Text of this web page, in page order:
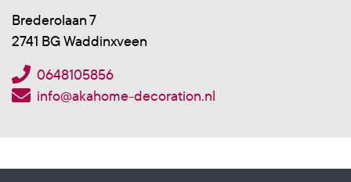
Brederolaan 7
2741 BG Waddinxveen
0648105856
info@akahome-decoration.nl